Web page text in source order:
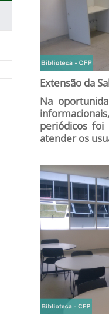
Extensão da
Na
periódicos foi
atender os